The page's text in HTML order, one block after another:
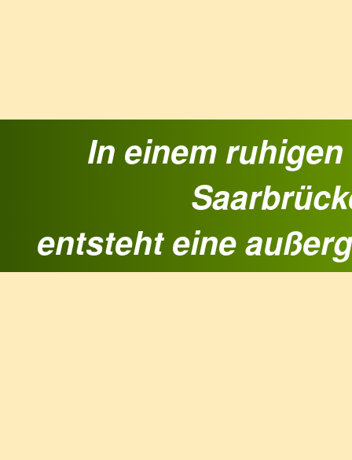
In einem
entsteht eine